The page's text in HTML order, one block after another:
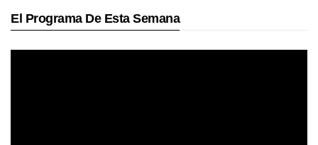
El Programa De Esta Semana